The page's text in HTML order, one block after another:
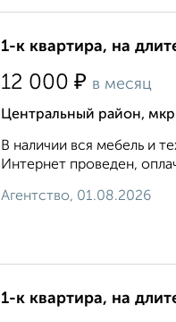
1-к квартира, на
12 000 ₽ в месяц
Центральный район,
В наличии вся мебель и
Интернет проведен,
Агентство, 01.08.2026
1-к квартира, на